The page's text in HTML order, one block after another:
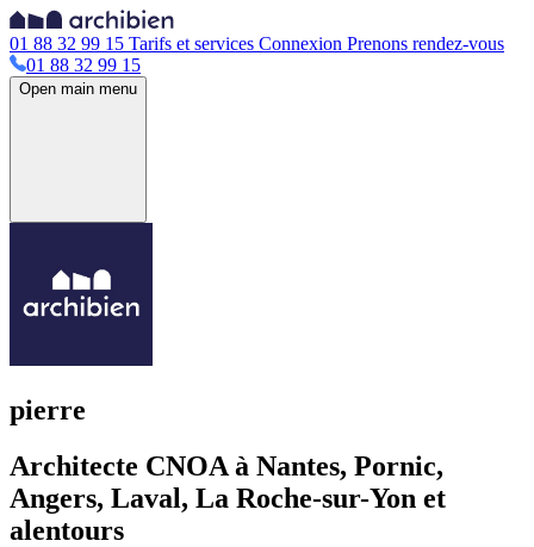
01 88 32 99 15 Tarifs et services Connexion Prenons rendez-vous
01 88 32 99 15
Open main menu
pierre
Architecte CNOA à Nantes, Pornic,
Angers, Laval, La Roche-sur-Yon et
alentours